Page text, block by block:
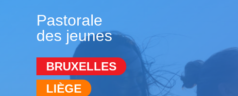
Pastorale
des jeunes
BRUXELLES
LIÈGE